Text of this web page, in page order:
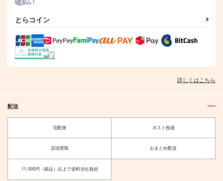
とらコイン
詳しくはこちら
配送
宅配便 ポスト投函
店頭受取 おまとめ配送
11,000円（税込）以上で送料当社負担